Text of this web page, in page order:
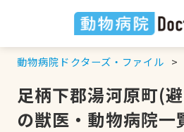
動物病院ドクターズ・ファイル
足柄下郡湯河原町(
の獣医・動物病院一